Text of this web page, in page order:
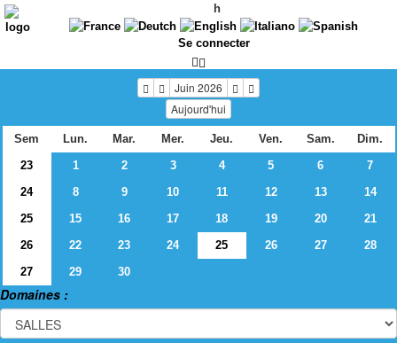
h
Se connecter
Juin 2026
Aujourd'hui
Sem Lun. Mar. Mer. Jeu. Ven. Sam.
Dim.
23
1 2 3 4 5 6
7
24
8 9 10 11 12 13
14
25
15 16 17 18 19 20
21
26
22 23 24 25 26 27
28
27
29 30
Domaines :